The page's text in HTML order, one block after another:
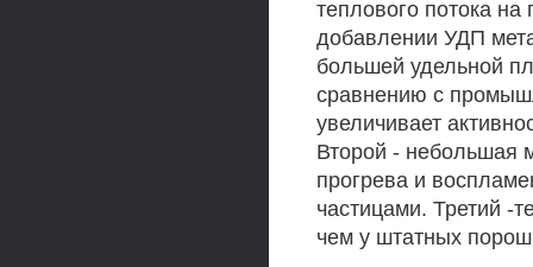
теплового потока
добавлении УДП
большей удельной
сравнению с
увеличивает
Второй - небольшая
прогрева и
частицами. Третий -
чем у штатных